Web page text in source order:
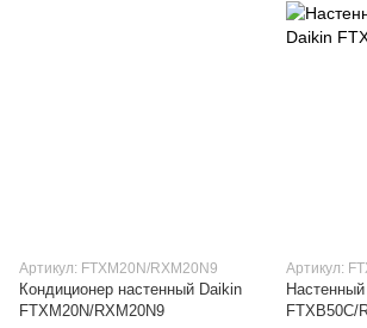
Артикул: FTXM20N/RXM20N9
Кондиционер настенный Daikin
FTXM20N/RXM20N9
Артикул:
FTXB50C/